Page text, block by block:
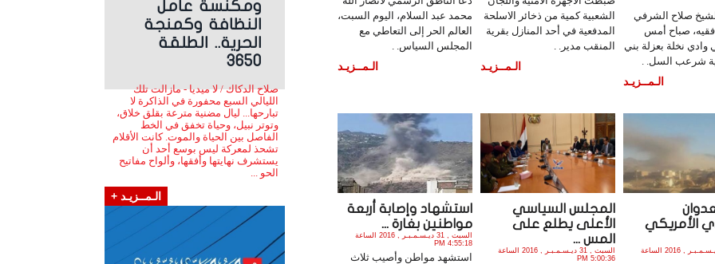
ومكنسة عامل
النظافة وكمنجة
الحرية.. الطلقة
3650
صلاح الدكاك / لا ميديا - مازالت تلك
الليالي السبع محفورة في الذاكرة لا
تبارحها... ليال مضنية مترعة بقلق خلاق،
وتوتر نبيل، وحياة تخفق في الخط
الفاصل بين الحياة والموت. كانت الأقلام
تشحذ لمعركة ليس بوسع أحد أن
يستشرف نهايتها وأفقها، وألواح مفاتيح
الحو ...
الـمــزيـد +
صلاح الشرفي
صباح أمس
وادي نخلة بعزلة بني
شرعب السل. .
الـمــزيـد
الشعبية كمية من ذخائر الاسلحة
المدفعية في أحد المنازل بقرية
المنقب مدير. .
الـمــزيـد
محمد عبد السلام، اليوم السبت،
العالم الحر إلى التعاطي مع
المجلس السياس. .
الـمــزيـد
الأمريكي
السبت , 31 ديـسـمـبـر , 2016 الساعة
المجلس السياسي
الأعلى يطلع على
المس ...
السبت , 31 ديـسـمـبـر , 2016 الساعة
5:00:36 PM
استشهاد وإصابة أربعة
مواطنين بغارة ...
السبت , 31 ديـسـمـبـر , 2016 الساعة
4:55:18 PM
استشهد مواطن وأصيب ثلاث